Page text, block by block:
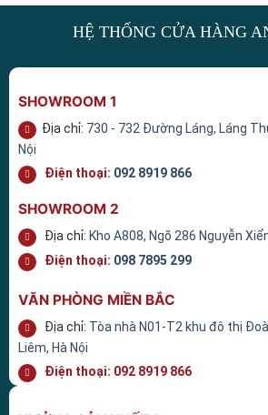
HỆ THỐNG CỬA HÀNG
SHOWROOM 1
Địa chỉ: 730 - 732 Đường Láng, Láng
Nội
Điện thoại: 092 8919 866
SHOWROOM 2
Địa chỉ: Kho A808, Ngõ 286 Nguyễn
Điện thoại: 098 7895 299
VĂN PHÒNG MIỀN BẮC
Địa chỉ: Tòa nhà N01-T2 khu đô thị
Liêm, Hà Nội
Điện thoại: 092 8919 866